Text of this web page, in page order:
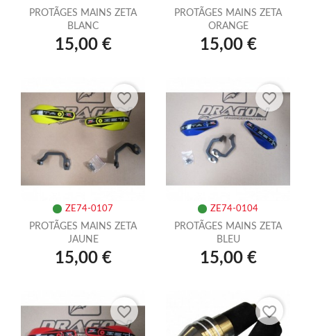
PROTÃGES MAINS ZETA
BLANC
15,00 €
PROTÃGES MAINS ZETA
ORANGE
15,00 €
ZE74-0107
PROTÃGES MAINS ZETA
JAUNE
15,00 €
favorite_border
ZE74-0104
PROTÃGES MAINS ZETA
BLEU
15,00 €
favorite_border
favorite_border favorite_border